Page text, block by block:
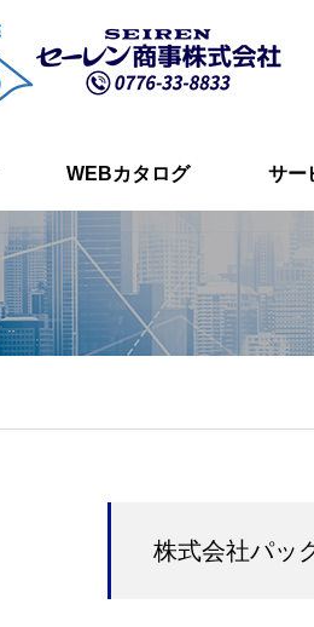
WEBカタログ サー
株式会社パッ